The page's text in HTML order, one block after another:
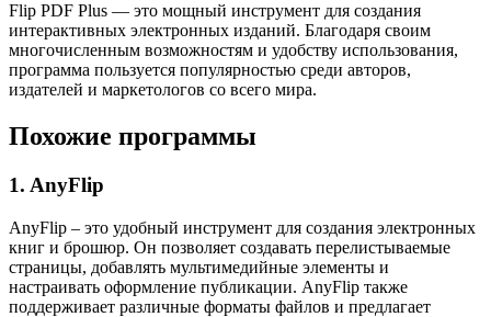
Flip PDF Plus — это мощный инструмент для создания
интерактивных электронных изданий. Благодаря своим
многочисленным возможностям и удобству использования,
программа пользуется популярностью среди авторов,
издателей и маркетологов со всего мира.
Похожие программы
1. AnyFlip
AnyFlip – это удобный инструмент для создания электронных
книг и брошюр. Он позволяет создавать перелистываемые
страницы, добавлять мультимедийные элементы и
настраивать оформление публикации. AnyFlip также
поддерживает различные форматы файлов и предлагает